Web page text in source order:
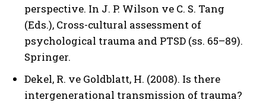
perspective. In J. P. Wilson ve C. S. Tang
(Eds.), Cross-cultural assessment of
psychological trauma and PTSD (ss. 65–89).
Springer.
Dekel, R. ve Goldblatt, H. (2008). Is there
intergenerational transmission of trauma?